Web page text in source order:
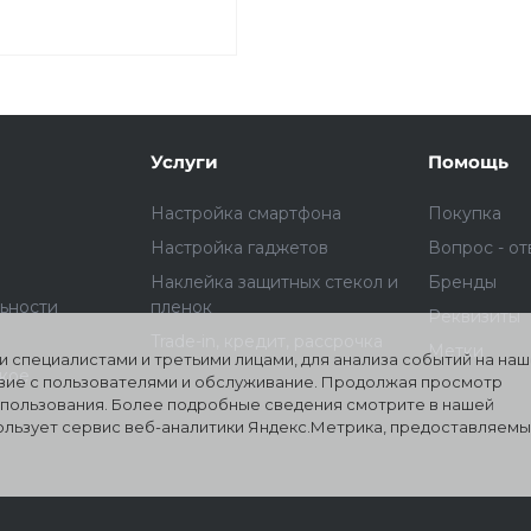
Услуги
Настройка смартфона
Настройка гаджетов
Наклейка защитных стекол и
пленок
Помощь
Покупка
Вопрос -
Бренды
Реквизиты
Метки
и третьими лицами, для анализа событий на
с пользователями и обслуживание. Продолжая просмотр
Более подробные сведения смотрите в нашей
сервис веб-аналитики Яндекс.Метрика,